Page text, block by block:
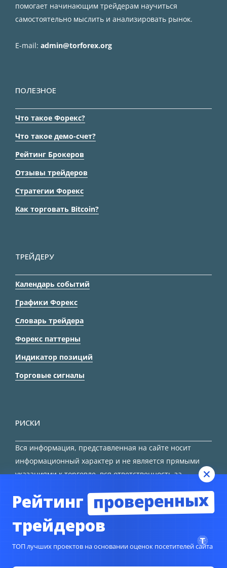
помогает начинающим трейдерам научиться
самостоятельно мыслить и анализировать рынок.
E-mail: admin@torforex.org
ПОЛЕЗНОЕ
Что такое Форекс?
Что такое демо-счет?
Рейтинг Брокеров
Отзывы трейдеров
Стратегии Форекс
Как торговать Bitcoin?
ТРЕЙДЕРУ
Календарь событий
Графики Форекс
Словарь трейдера
Форекс паттерны
Индикатор позиций
Торговые сигналы
РИСКИ
Вся информация, представленная на сайте носит
информационный характер и не является прямыми
указаниями к торговле, вся ответственность за
Рейтинг проверенных
трейдеров
ТОП лучших проектов на основании оценок посетителей сайта